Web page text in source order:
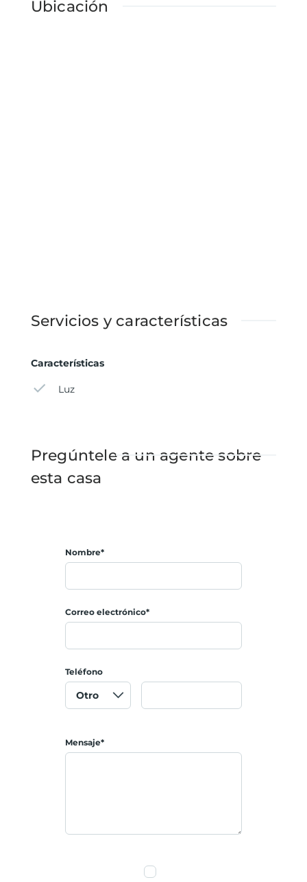
Ubicación
Servicios y características
Características
Luz
Pregúntele a un agente sobre
esta casa
Nombre*
Correo electrónico*
Teléfono
Mensaje*